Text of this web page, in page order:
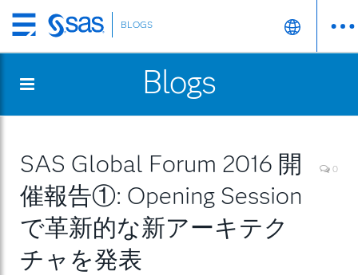
Skip
to
content
BLOGS
Blogs
SAS Global Forum 2016 開
催報告①: Opening Session
で革新的な新アーキテク
チャを発表
0